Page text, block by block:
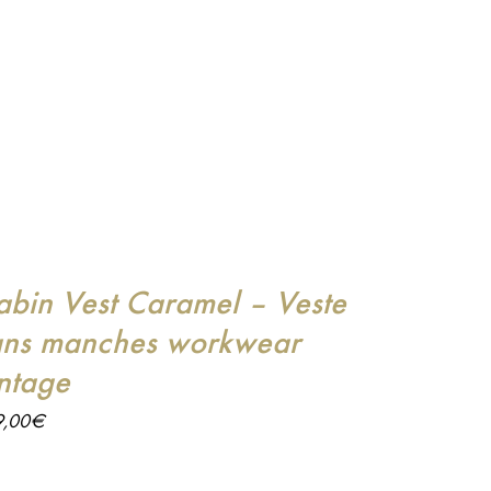
Vest Caramel – Veste
manches workwear
€